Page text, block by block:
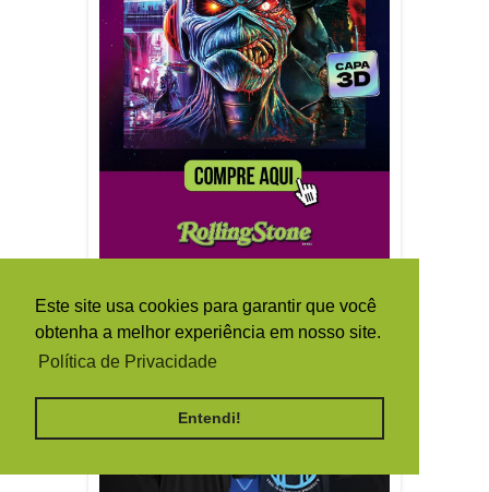
Este site usa cookies para garantir que você
obtenha a melhor experiência em nosso site.
Política de Privacidade
Entendi!